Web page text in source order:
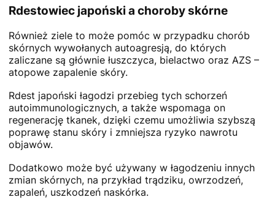
Rdestowiec japoński a choroby skórne
Również ziele to może pomóc w przypadku chorób
skórnych wywołanych autoagresją, do których
zaliczane są głównie łuszczyca, bielactwo oraz AZS –
atopowe zapalenie skóry.
Rdest japoński łagodzi przebieg tych schorzeń
autoimmunologicznych, a także wspomaga on
regenerację tkanek, dzięki czemu umożliwia szybszą
poprawę stanu skóry i zmniejsza ryzyko nawrotu
objawów.
Dodatkowo może być używany w łagodzeniu innych
zmian skórnych, na przykład trądziku, owrzodzeń,
zapaleń, uszkodzeń naskórka.